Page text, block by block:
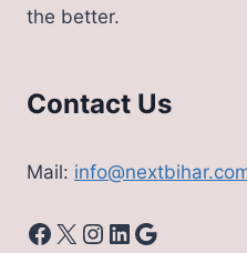
the better.
Contact Us
Mail:
Facebook
X Instagram
LinkedIn
Google